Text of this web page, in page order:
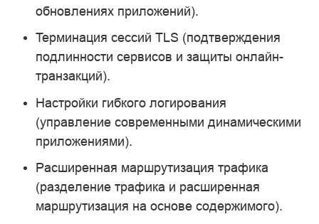
обновлениях приложений).
Терминация сессий TLS (подтверждения
подлинности сервисов и защиты онлайн-
транзакций).
Настройки гибкого логирования
(управление современными динамическими
приложениями).
Расширенная маршрутизация трафика
(разделение трафика и расширенная
маршрутизация на основе содержимого).